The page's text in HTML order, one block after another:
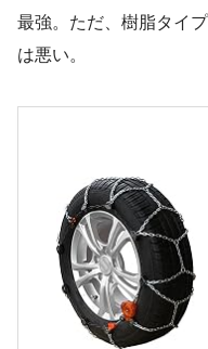
最強。ただ、樹脂タイ
は悪い。